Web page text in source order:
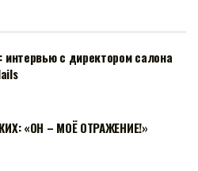
с директором салона
«ОН – МОЁ ОТРАЖЕНИЕ!»